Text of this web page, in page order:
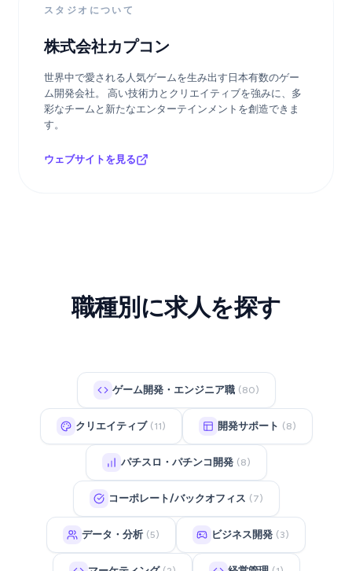
スタジオについて
株式会社カプコン
世界中で愛される人気ゲームを生み出す日本有数のゲー
ム開発会社。 高い技術力とクリエイティブを強みに、多
彩なチームと新たなエンターテインメントを創造できま
す。
ウェブサイトを見る
職種別に求人を探す
ゲーム開発・エンジニア職 (80)
クリエイティブ (11) 開発サポート (8)
パチスロ・パチンコ開発 (8)
コーポレート/バックオフィス (7)
データ・分析 (5) ビジネス開発 (3)